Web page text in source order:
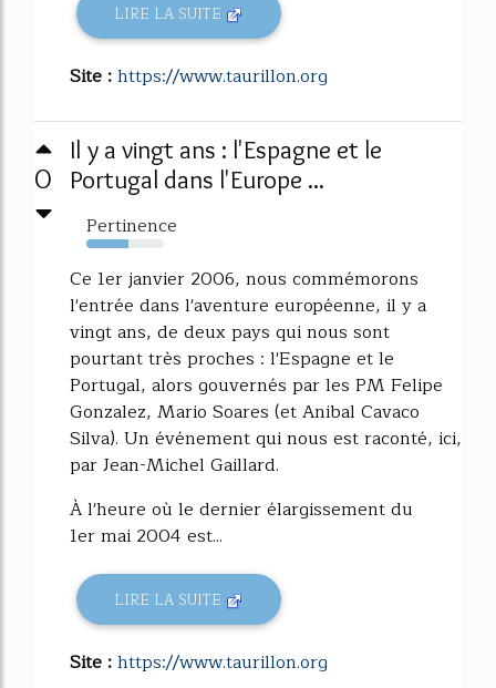
LIRE LA SUITE
Site :https://www.taurillon.org
0
Il y a vingt ans : l'Espagne et le
Portugal dans l'Europe ...
Pertinence
54%
Ce 1er janvier 2006, nous commémorons
l'entrée dans l'aventure européenne, il y a
vingt ans, de deux pays qui nous sont
pourtant très proches : l'Espagne et le
Portugal, alors gouvernés par les PM Felipe
Gonzalez, Mario Soares (et Anibal Cavaco
Silva). Un événement qui nous est raconté, ici,
par Jean-Michel Gaillard.
À l'heure où le dernier élargissement du
1er mai 2004 est...
LIRE LA SUITE
Site :https://www.taurillon.org